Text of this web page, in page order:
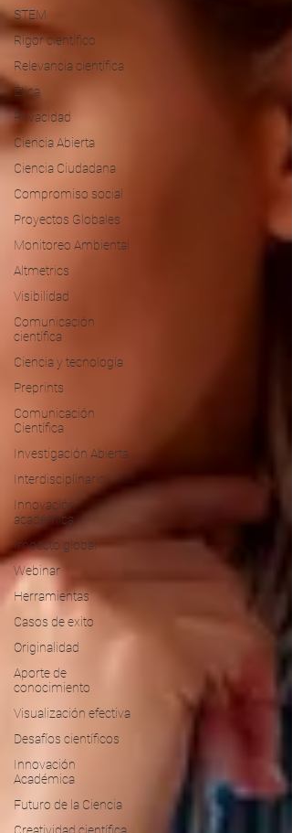
STEM
Rigor científico
Relevancia científica
Ética
Privacidad
Ciencia Abierta
Ciencia Ciudadana
Compromiso social
Proyectos Globales
Monitoreo Ambiental
Altmetrics
Visibilidad
Comunicación
científica
Ciencia y tecnología
Preprints
Comunicación
Científica
Investigación Abierta
Interdisciplinario
Innovación
académica
Impacto global
Webinar
Herramientas
Casos de exito
Originalidad
Aporte de
conocimiento
Visualización efectiva
Desafíos científicos
Innovación
Académica
Futuro de la Ciencia